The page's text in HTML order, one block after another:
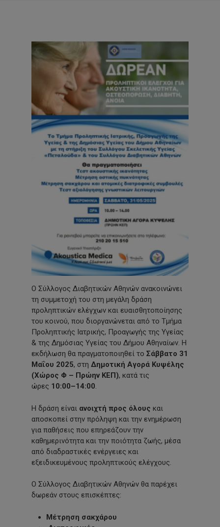
Ο Σύλλογος Διαβητικών Αθηνών ανακοινώνει
τη συμμετοχή του στη μεγάλη δράση
προληπτικών ελέγχων και ευαισθητοποίησης
του κοινού, που διοργανώνεται από το Τμήμα
Προληπτικής Ιατρικής, Προαγωγής της Υγείας
& της Δημόσιας Υγείας του Δήμου Αθηναίων. Η
εκδήλωση θα πραγματοποιηθεί το Σάββατο 31
Μαΐου 2025, στη Δημοτική Αγορά Κυψέλης
(Χώρος Φ – Πρώην ΚΕΠ), κατά τις
ώρες 10:00–14:00.
Η δράση είναι ανοιχτή προς όλους και
αποσκοπεί στην πρόληψη και την ενημέρωση
για παθήσεις που επηρεάζουν την
καθημερινότητα και την ποιότητα ζωής, μέσα
από διαδραστικές ενέργειες και
εξειδικευμένους προληπτικούς ελέγχους.
Ο Σύλλογος Διαβητικών Αθηνών θα παρέχει
δωρεάν στους επισκέπτες:
Μέτρηση σακχάρου